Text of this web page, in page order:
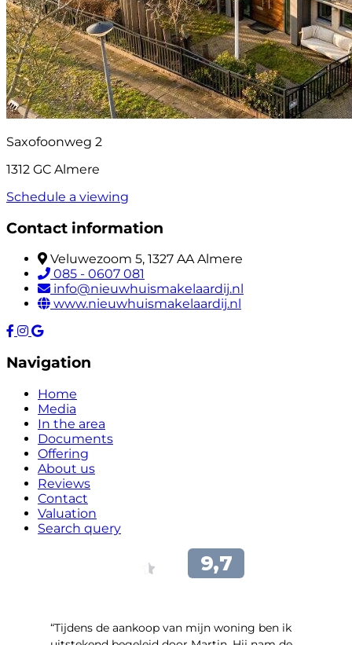
Saxofoonweg 2
1312 GC Almere
Schedule a viewing
Contact information
Veluwezoom 5, 1327 AA Almere
085 - 0607 081
info@nieuwhuismakelaardij.nl
www.nieuwhuismakelaardij.nl
Navigation
Home
Media
In the area
Documents
Offering
About us
Reviews
Contact
Valuation
Search query
“Tijdens de aankoop van mijn woning ben ik